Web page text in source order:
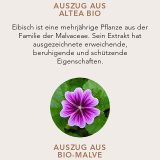
AUSZUG AUS
ALTEA BIO
Eibisch ist eine mehrjährige Pflanze aus der
Familie der Malvaceae. Sein Extrakt hat
ausgezeichnete erweichende,
beruhigende und schützende
Eigenschaften.
AUSZUG AUS
BIO-MALVE